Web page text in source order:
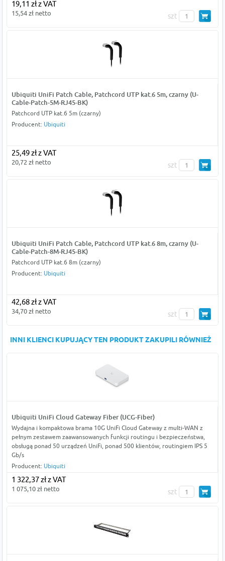
19,11 zł z VAT
15,54 zł netto szt
Ubiquiti UniFi Patch Cable, Patchcord UTP kat.6 5m, czarny (U-
Cable-Patch-5M-RJ45-BK)
Patchcord UTP kat.6 5m (czarny)
Producent: Ubiquiti
25,49 zł z VAT
20,72 zł netto szt
Ubiquiti UniFi Patch Cable, Patchcord UTP kat.6 8m, czarny (U-
Cable-Patch-8M-RJ45-BK)
Patchcord UTP kat.6 8m (czarny)
Producent: Ubiquiti
42,68 zł z VAT
34,70 zł netto szt
INNI KLIENCI KUPUJĄCY TEN PRODUKT ZAKUPILI RÓWNIEŻ
Ubiquiti UniFi Cloud Gateway Fiber (UCG-Fiber)
Wydajna i kompaktowa brama 10G UniFi Cloud Gateway z multi-WAN z
pełnym zestawem zaawansowanych funkcji routingu i bezpieczeństwa,
obsługą ponad 50 urządzeń UniFi, ponad 500 klientów, routingiem IPS 5
Gb/s
Producent: Ubiquiti
1 322,37 zł z VAT
1 075,10 zł netto szt